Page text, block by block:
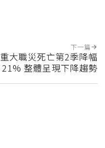
下一篇
重大職災死亡第2季降幅
21% 整體呈現下降趨勢